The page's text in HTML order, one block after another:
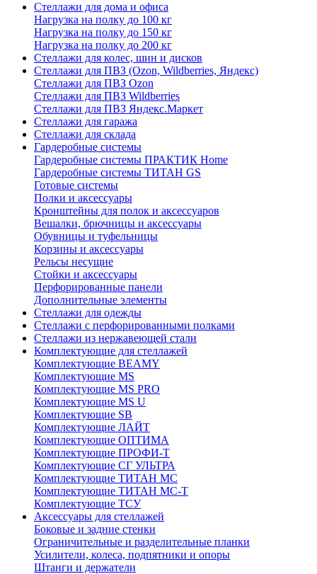
Стеллажи для дома и офиса
Нагрузка на полку до 100 кг
Нагрузка на полку до 150 кг
Нагрузка на полку до 200 кг
Стеллажи для колес, шин и дисков
Стеллажи для ПВЗ (Ozon, Wildberries, Яндекс)
Стеллажи для ПВЗ Ozon
Стеллажи для ПВЗ Wildberries
Стеллажи для ПВЗ Яндекс.Маркет
Стеллажи для гаража
Стеллажи для склада
Гардеробные системы
Гардеробные системы ПРАКТИК Home
Гардеробные системы ТИТАН GS
Готовые системы
Полки и аксессуары
Кронштейны для полок и аксессуаров
Вешалки, брючницы и аксессуары
Обувницы и туфельницы
Корзины и аксессуары
Рельсы несущие
Стойки и аксессуары
Перфорированные панели
Дополнительные элементы
Стеллажи для одежды
Стеллажи с перфорированными полками
Стеллажи из нержавеющей стали
Комплектующие для стеллажей
Комплектующие BEAMY
Комплектующие MS
Комплектующие MS PRO
Комплектующие MS U
Комплектующие SB
Комплектующие ЛАЙТ
Комплектующие ОПТИМА
Комплектующие ПРОФИ-Т
Комплектующие СГ УЛЬТРА
Комплектующие ТИТАН МС
Комплектующие ТИТАН МС-Т
Комплектующие ТСУ
Аксессуары для стеллажей
Боковые и задние стенки
Ограничительные и разделительные планки
Усилители, колеса, подпятники и опоры
Штанги и держатели